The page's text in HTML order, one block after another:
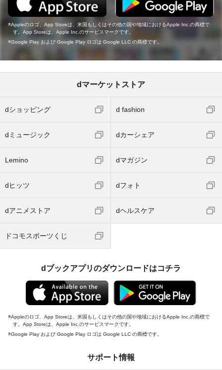
Appleのロゴ、App Storeは、米国もしくはその他の国や地域におけるApple Inc.の商標で
す。App Storeは、Apple Inc.のサービスマークです。
Google Play および Google Play ロゴは Google LLC の商標です。
dマーケットストア
dショッピング d fashion
dミュージック dカーシェア
Lemino dマガジン
dヒッツ dフォト
dアニメストア dヘルスケア
ドコモスポーツくじ
dブックアプリのダウンロードはコチラ
Appleのロゴ、App Storeは、米国もしくはその他の国や地域におけるApple Inc.の商標で
す。App Storeは、Apple Inc.のサービスマークです。
Google Play および Google Play ロゴは Google LLC の商標です。
サポート情報